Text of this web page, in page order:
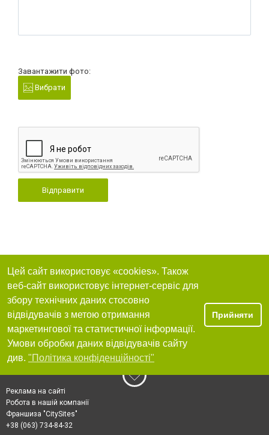
Завантажити фото:
Вибрати
Відправити
Цей сайт використовує «cookies». Також
веб-сайт використовує інтернет-сервіс для
збору технічних даних стосовно
відвідувачів з метою отримання
маркетингової та статистичної інформації.
Умови обробки даних відвідувачів сайту
див. "Політика конфіденційності"
Прийняти
Реклама на сайті
Робота в нашій компанії
Франшиза "CitySites"
+38 (063) 734-84-32